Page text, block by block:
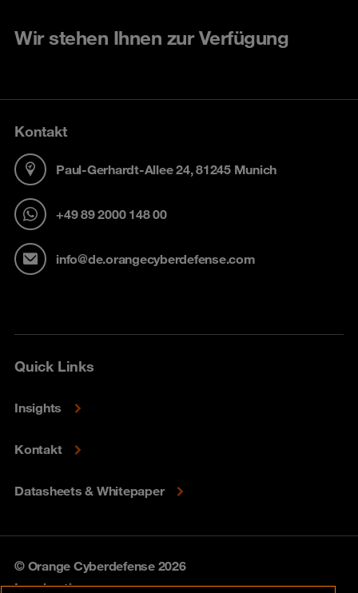
Wir stehen Ihnen zur Verfügung
Kontakt
Paul-Gerhardt-Allee 24, 81245 Munich
+49 89 2000 148 00
info@de.orangecyberdefense.com
Quick Links
Insights
Kontakt
Datasheets & Whitepaper
© Orange Cyberdefense 2026
Legal notice